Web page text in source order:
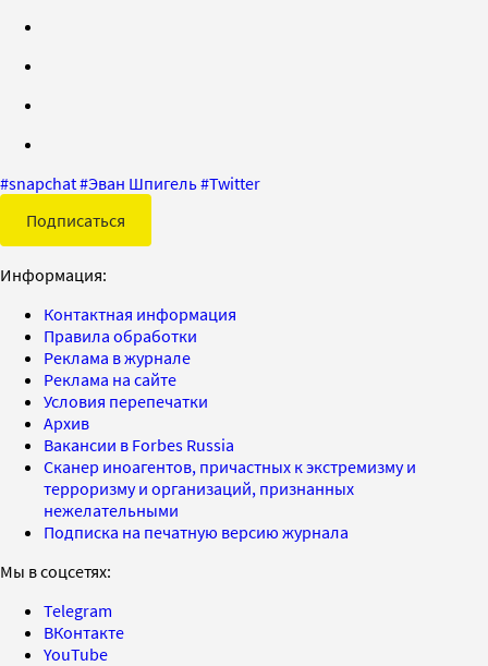
#snapchat#Эван Шпигель#Twitter
Подписаться
Информация:
Контактная информация
Правила обработки
Реклама в журнале
Реклама на сайте
Условия перепечатки
Архив
Вакансии в Forbes Russia
Сканер иноагентов, причастных к экстремизму и
терроризму и организаций, признанных
нежелательными
Подписка на печатную версию журнала
Мы в соцсетях:
Telegram
ВКонтакте
YouTube